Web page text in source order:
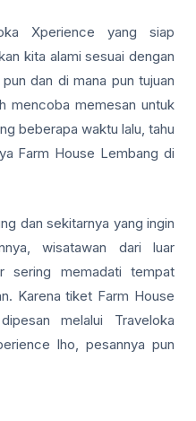
Xperience yang siap
kita alami sesuai dengan
dan di mana pun tujuan
mencoba memesan untuk
beberapa waktu lalu, tahu
Farm House Lembang di
dan sekitarnya yang ingin
wisatawan dari luar
sering memadati tempat
Karena tiket Farm House
melalui Traveloka
lho, pesannya pun